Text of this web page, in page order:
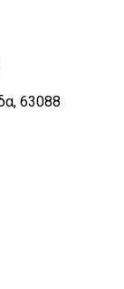
63088